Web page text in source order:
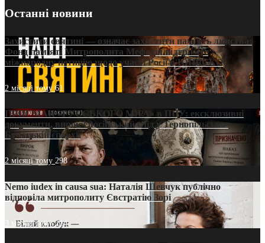
Останні новини
Захистити святині — означає захистити пам’ять людства:
Фонд пам’яті Митрополита Мефодія підтримує
міжнародну петицію щодо участі Росії в ЮНЕСКО
2 місяці тому61
ПРИСМАК «РУССЬКОГО МІРА» в ПЦУ: ексклюзивні
документи, вирок і російський слід у Тернопільсько-
Бучацькій єпархії
2 місяці тому 298
Nemo iudex in causa sua: Наталія Шевчук публічно
відповіла митрополиту Євстратію Зорі
3 місяці тому214